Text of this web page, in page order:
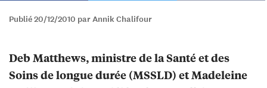
Publié 20/12/2010 par Annik Chalifour
Deb Matthews, ministre de la Santé et des
Soins de longue durée (MSSLD) et Madeleine